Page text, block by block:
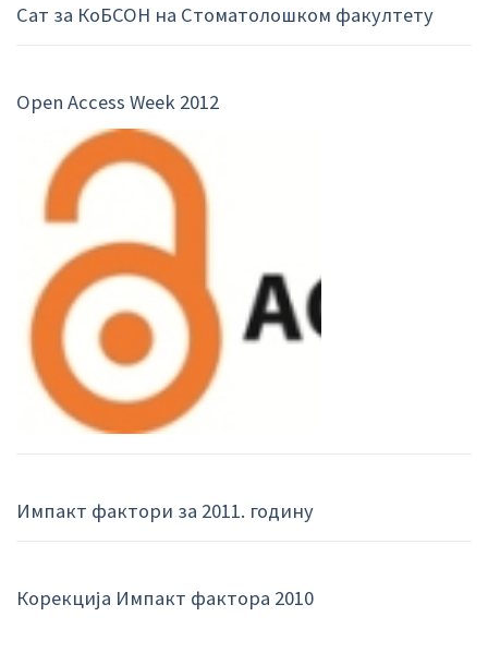
Сат за КоБСОН на Стоматолошком факултету
Open Access Week 2012
Импакт фактори за 2011. годину
Корекција Импакт фактора 2010